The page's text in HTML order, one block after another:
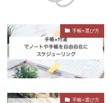
手帳×選び方
手帳×選び方